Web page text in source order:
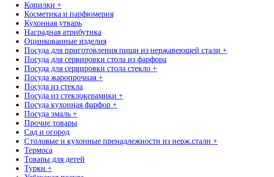
Копилки +
Косметика и парфюмерия
Кухонная утварь
Наградная атрибутика
Оцинкованные изделия
Посуда для приготовления пищи из нержавеющей стали +
Посуда для сервировки стола из фарфора
Посуда для сервировки стола стекло +
Посуда жаропрочная +
Посуда из стекла
Посуда из стеклокерамики +
Посуда кухонная фарфор +
Посуда эмаль +
Прочие товары
Сад и огород
Столовые и кухонные пренадлежности из нерж.стали +
Термоса
Товары для детей
Турки +